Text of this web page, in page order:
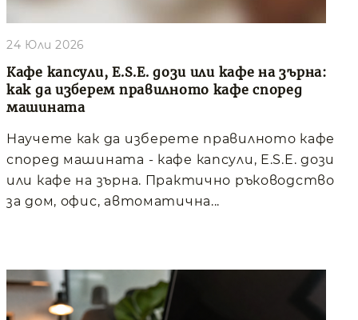
Кафе капсули, E.S.E. дози или кафе на зърна:
как да изберем правилното кафе според
машината
24 Юли 2026
Научете как да изберете правилното кафе
според машината - кафе капсули, E.S.E. дози
или кафе на зърна. Практично ръководство
за дом, офис, автоматична...